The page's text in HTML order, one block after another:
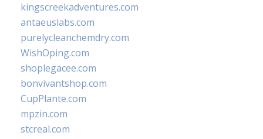
kingscreekadventures.com
antaeuslabs.com
purelycleanchemdry.com
WishOping.com
shoplegacee.com
bonvivantshop.com
CupPlante.com
mpzin.com
stcreal.com